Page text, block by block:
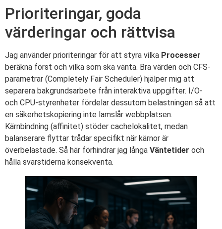
Prioriteringar, goda
värderingar och rättvisa
Jag använder prioriteringar för att styra vilka Processer
beräkna först och vilka som ska vänta. Bra värden och CFS-
parametrar (Completely Fair Scheduler) hjälper mig att
separera bakgrundsarbete från interaktiva uppgifter. I/O-
och CPU-styrenheter fördelar dessutom belastningen så att
en säkerhetskopiering inte lamslår webbplatsen.
Kärnbindning (affinitet) stöder cachelokalitet, medan
balanserare flyttar trådar specifikt när kärnor är
överbelastade. Så här förhindrar jag långa Väntetider och
hålla svarstiderna konsekventa.